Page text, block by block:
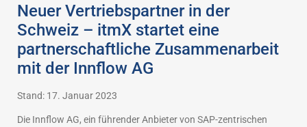
Neuer Vertriebspartner in der
Schweiz – itmX startet eine
partnerschaftliche Zusammenarbeit
mit der Innflow AG
Stand: 17. Januar 2023
Die Innflow AG, ein führender Anbieter von SAP-zentrischen